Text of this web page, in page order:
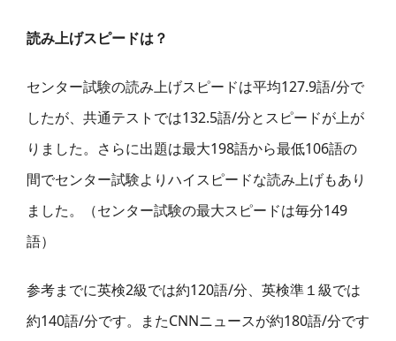
読み上げスピードは？
センター試験の読み上げスピードは平均127.9語/分で
したが、共通テストでは132.5語/分とスピードが上が
りました。さらに出題は最大198語から最低106語の
間でセンター試験よりハイスピードな読み上げもあり
ました。（センター試験の最大スピードは毎分149
語）
参考までに英検2級では約120語/分、英検準１級では
約140語/分です。またCNNニュースが約180語/分です